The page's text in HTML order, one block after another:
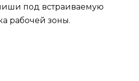
под встраиваемую
рабочей зоны.